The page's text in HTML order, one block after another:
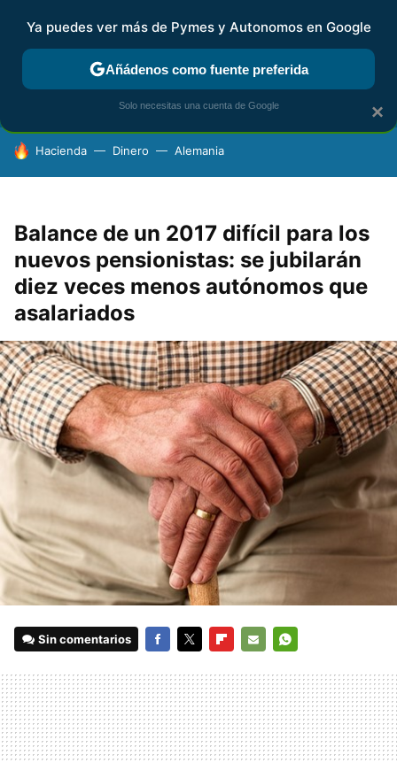
FISCALIDAD Y CONTABILIDAD KIT DIGITAL RENTA
HOY SE HABLA DE
Hacienda Dinero Alemania
Balance de un 2017 difícil para los
nuevos pensionistas: se jubilarán
diez veces menos autónomos que
asalariados
Sin comentarios
MAIL
×
Ya puedes ver más de Pymes y Autonomos en Google
Añádenos como fuente preferida
Solo necesitas una cuenta de Google